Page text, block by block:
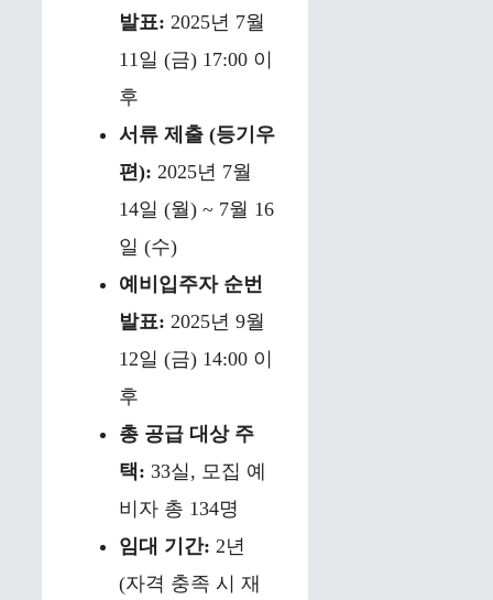
발표: 2025년 7월
11일 (금) 17:00 이
후
서류 제출 (등기우
편): 2025년 7월
14일 (월) ~ 7월 16
일 (수)
예비입주자 순번
발표: 2025년 9월
12일 (금) 14:00 이
후
총 공급 대상 주
택: 33실, 모집 예
비자 총 134명
임대 기간: 2년
(자격 충족 시 재